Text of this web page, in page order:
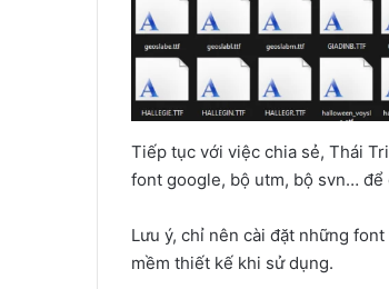
Tiếp tục với việc chia sẻ, Thái
font google, bộ utm, bộ svn… để
Lưu ý, chỉ nên cài đặt những
mềm thiết kế khi sử dụng.